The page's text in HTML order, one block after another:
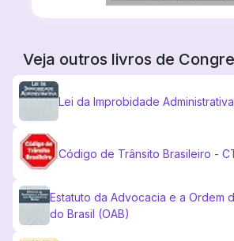
Veja outros livros de
Lei da Improbidade Administrativa
Código de Trânsito Brasileiro -
Estatuto da Advocacia e a Ordem
do Brasil (OAB)